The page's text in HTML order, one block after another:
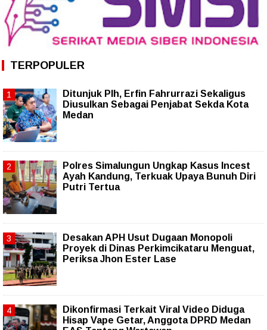
TERPOPULER
Ditunjuk Plh, Erfin Fahrurrazi Sekaligus
Diusulkan Sebagai Penjabat Sekda Kota
Medan
Polres Simalungun Ungkap Kasus Incest
Ayah Kandung, Terkuak Upaya Bunuh Diri
Putri Tertua
Desakan APH Usut Dugaan Monopoli
Proyek di Dinas Perkimcikataru Menguat,
Periksa Jhon Ester Lase
Dikonfirmasi Terkait Viral Video Diduga
Hisap Vape Getar, Anggota DPRD Medan